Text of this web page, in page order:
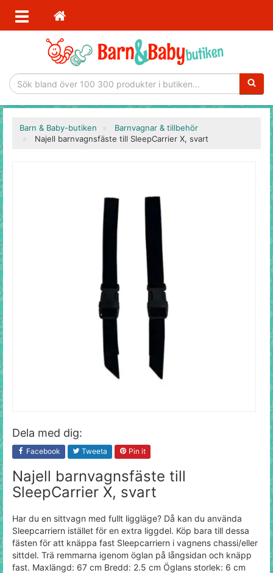
Barn & Baby-butiken
Barnvagnar & tillbehör
Najell barnvagnsfäste till SleepCarrier X, svart
Dela med dig:
Facebook Tweeta Pin it
Najell barnvagnsfäste till
SleepCarrier X, svart
Har du en sittvagn med fullt liggläge? Då kan du använda
Sleepcarriern istället för en extra liggdel. Köp bara till dessa
fästen för att knäppa fast Sleepcarriern i vagnens chassi/eller
sittdel. Trä remmarna igenom öglan på långsidan och knäpp
fast. Maxlängd: 67 cm Bredd: 2.5 cm Öglans storlek: 6 cm